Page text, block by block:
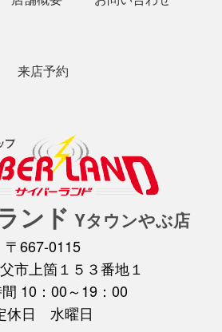
来店予約
ンド Yタウンやぶ店
〒667-0115
市上箇１５３番地１
10：00～19：00
休日 水曜日